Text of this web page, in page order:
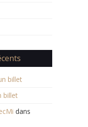
billet
billet
dans